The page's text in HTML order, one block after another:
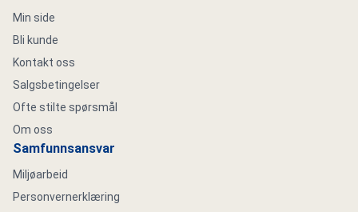
Min side
Bli kunde
Kontakt oss
Salgsbetingelser
Ofte stilte spørsmål
Om oss
Samfunnsansvar
Miljøarbeid
Personvernerklæring